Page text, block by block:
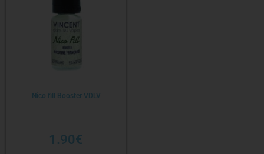
Nico fill Booster VDLV
1.90€